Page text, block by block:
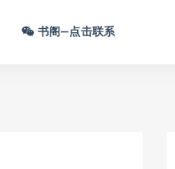
书阁—点击联系